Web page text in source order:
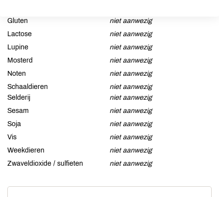
Gluten
niet aanwezig
Lactose
niet aanwezig
Lupine
niet aanwezig
Mosterd
niet aanwezig
Noten
niet aanwezig
Schaaldieren
niet aanwezig
Selderij
niet aanwezig
Sesam
niet aanwezig
Soja
niet aanwezig
Vis
niet aanwezig
Weekdieren
niet aanwezig
Zwaveldioxide / sulfieten
niet aanwezig